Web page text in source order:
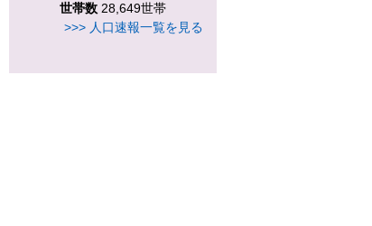
世帯数 28,649世帯
>>> 人口速報一覧を見る